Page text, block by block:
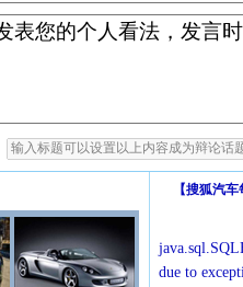
【搜狐汽车
due to